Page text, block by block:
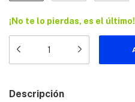
¡No te lo pierdas, es el último!
Descripción